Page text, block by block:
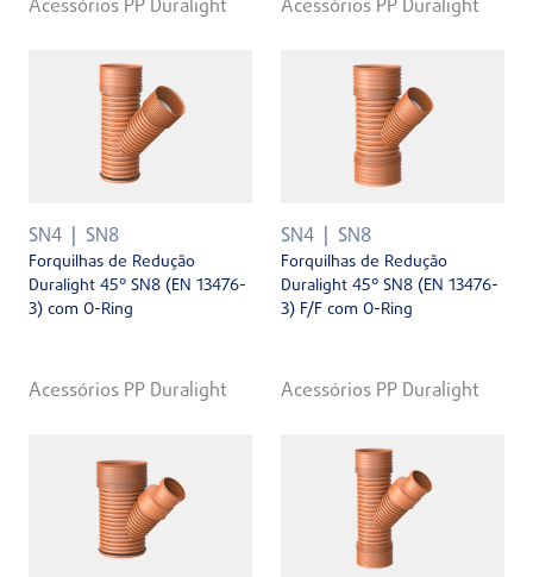
Acessórios PP Duralight Acessórios PP Duralight
SN4 SN8
Forquilhas de Redução
Duralight 45° SN8 (EN 13476-
3) com O-Ring
Acessórios PP Duralight
SN4 SN8
Forquilhas de Redução
Duralight 45° SN8 (EN 13476-
3) F/F com O-Ring
Acessórios PP Duralight